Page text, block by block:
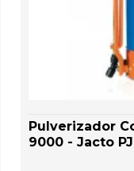
Pulverizador
9000 - Jacto